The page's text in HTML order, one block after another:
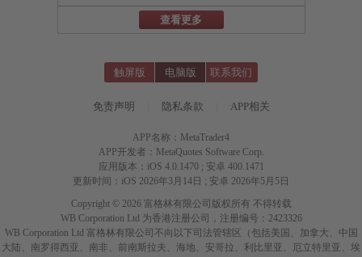
查看更多
触屏版 电脑版 联系我们
免责声明 隐私条款 APP相关
APP名称：MetaTrader4
APP开发者：MetaQuotes Software Corp.
应用版本：iOS 4.0.1470 ; 安卓 400.1471
更新时间：iOS 2026年3月14日 ; 安卓 2026年5月5日
Copyright © 2026 富格林有限公司版权所有 不得转载
WB Corporation Ltd 为香港注册公司，注册编号：2423326
WB Corporation Ltd 富格林有限公司不向以下司法管辖区（包括美国、加拿大、中国
大陆、南罗得西亚、南非、前南斯拉夫、海地、安哥拉、利比里亚、厄立特里亚、埃